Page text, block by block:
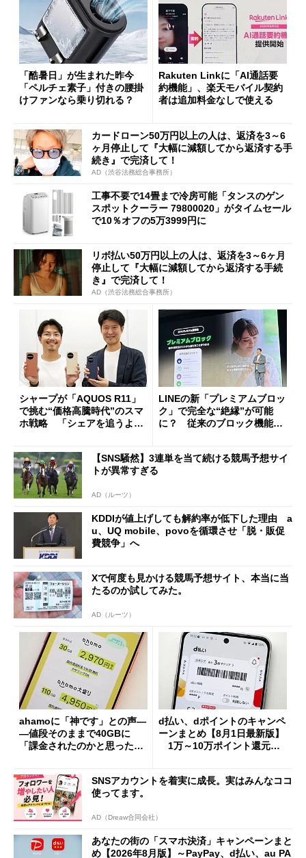
「酷暑日」が生まれた昨今
「ペルチェ素子」付きの腰掛
けファンなら乗り切れる？
Rakuten Linkに「AI通話要
約機能」、楽天モバイル契約
者は追加料金なしで使える
カードローン50万円以上の人は、返済を3～6
ヶ月停止して『大幅に減額してから返済する手
続き』で完済して！
AD（渋谷法務総合事務所）
工事不要で14畳まで冷房可能「タンスのゲン
スポットクーラー 79800020」がタイムセール
で10％オフの5万3999円に
リボ払い50万円以上の人は、返済を3～6ヶ月
停止して『大幅に減額してから返済する手続
き』で完済して！
AD（渋谷法務総合事務所）
シャープが「AQUOS R11」
で挑む“価格高騰時代”のスマ
ホ戦略 「シェアを追うより
LINEの新「プレミアムブロッ
ク」で完全な“絶縁”が可能
に？ 従来のブロック機能と
【SNS騒然】3連単を当て続ける競馬予想サイ
トが異常すぎる
AD（ルーツ）
KDDIが値上げしても解約率が低下した理由 a
u、UQ mobile、povoを循環させ「脱・販促
費競争」へ
Xで何度も見かける競馬予想サイト、本当に当
たるのか試してみた。
AD（ルーツ）
ahamoに「神です」との声―
―値段そのままで40GBに
「課金されたのかと思った」
d払い、dポイントのキャンペ
ーンまとめ【8月1日最新版】
1万～10万ポイント還元の
SNSアカウントを着実に成長。実はみんなココ
使ってます。
AD（Dreaw合同会社）
あなたの街の「スマホ決済」キャンペーンまと
め【2026年8月版】～PayPay、d払い、au PA